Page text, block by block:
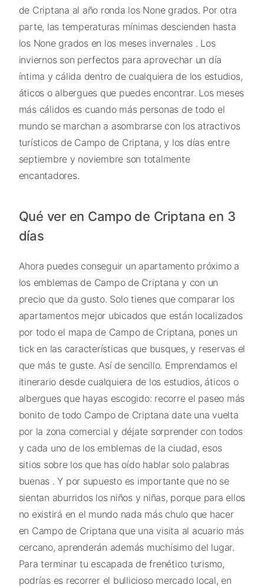
de Criptana al año ronda los None grados. Por otra
parte, las temperaturas mínimas descienden hasta
los None grados en los meses invernales . Los
inviernos son perfectos para aprovechar un día
íntima y cálida dentro de cualquiera de los estudios,
áticos o albergues que puedes encontrar. Los meses
más cálidos es cuando más personas de todo el
mundo se marchan a asombrarse con los atractivos
turísticos de Campo de Criptana, y los días entre
septiembre y noviembre son totalmente
encantadores.
Qué ver en Campo de Criptana en 3
días
Ahora puedes conseguir un apartamento próximo a
los emblemas de Campo de Criptana y con un
precio que da gusto. Solo tienes que comparar los
apartamentos mejor ubicados que están localizados
por todo el mapa de Campo de Criptana, pones un
tick en las características que busques, y reservas el
que más te guste. Así de sencillo. Emprendamos el
itinerario desde cualquiera de los estudios, áticos o
albergues que hayas escogido: recorre el paseo más
bonito de todo Campo de Criptana date una vuelta
por la zona comercial y déjate sorprender con todos
y cada uno de los emblemas de la ciudad, esos
sitios sobre los que has oído hablar solo palabras
buenas . Y por supuesto es importante que no se
sientan aburridos los niños y niñas, porque para ellos
no existirá en el mundo nada más chulo que hacer
en Campo de Criptana que una visita al acuario más
cercano, aprenderán además muchísimo del lugar.
Para terminar tu escapada de frenético turismo,
podrías es recorrer el bullicioso mercado local, en